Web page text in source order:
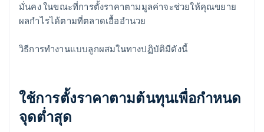
มั่นคง ในขณะที่การตั้งราคาตามมูลค่าจะช่วยให้คุณขยาย
ผลกำไรได้ตามที่ตลาดเอื้ออำนวย
วิธีการทำงานแบบลูกผสมในทางปฏิบัติมีดังนี้
ใช้การตั้งราคาตามต้นทุนเพื่อกำหนด
จุดต่ำสุด